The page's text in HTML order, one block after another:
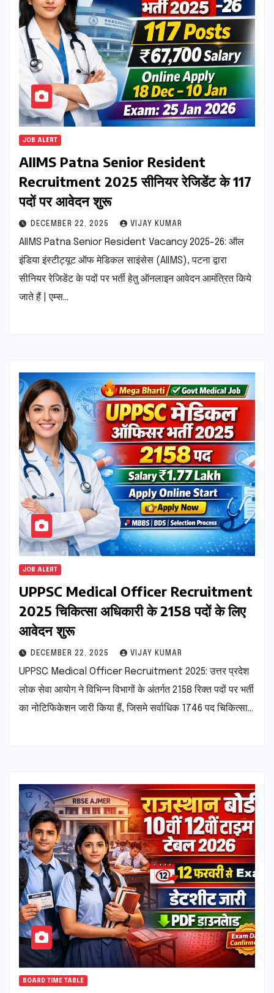
JOB ALERT
AIIMS Patna Senior Resident
Recruitment 2025 सीनियर रेजिडेंट के 117
पदों पर आवेदन शुरू
DECEMBER 22, 2025 VIJAY KUMAR
AIIMS Patna Senior Resident Vacancy 2025-26: ऑल
इंडिया इंस्टीट्यूट ऑफ मेडिकल साइंसेस (AIIMS), पटना द्वारा
सीनियर रेजिडेंट के पदों पर भर्ती हेतु ऑनलाइन आवेदन आमंत्रित किये
जाते हैं | एम्स…
JOB ALERT
UPPSC Medical Officer Recruitment
2025 चिकित्सा अधिकारी के 2158 पदों के लिए
आवेदन शुरू
DECEMBER 22, 2025 VIJAY KUMAR
UPPSC Medical Officer Recruitment 2025: उत्तर प्रदेश
लोक सेवा आयोग ने विभिन्न विभागों के अंतर्गत 2158 रिक्त पदों पर भर्ती
का नोटिफिकेशन जारी किया हैं, जिसमे सर्वाधिक 1746 पद चिकित्सा…
BOARD TIME TABLE